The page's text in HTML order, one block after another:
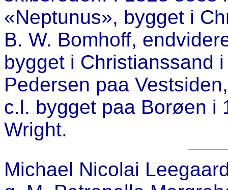
«Neptunus», bygget i
B. W. Bomhoff,
bygget i Christianssand
Pedersen paa
c.l. bygget paa Borøen i
Wright.
Michael Nicolai